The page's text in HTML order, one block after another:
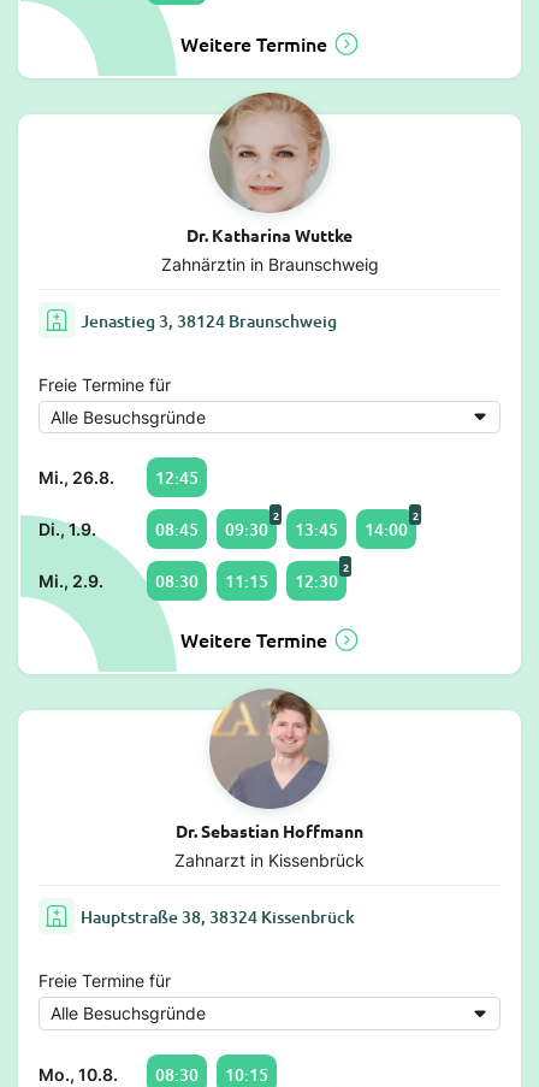
Weitere Termine
Dr. Katharina Wuttke
Zahnärztin in Braunschweig
Jenastieg 3, 38124 Braunschweig
Freie Termine für
Mi., 26.8. 12:45
Di., 1.9. 08:45 09:30
2
13:45 14:00
2
Mi., 2.9. 08:30 11:15 12:30
2
Weitere Termine
Dr. Sebastian Hoffmann
Zahnarzt in Kissenbrück
Hauptstraße 38, 38324 Kissenbrück
Freie Termine für
Mo., 10.8. 08:30 10:15